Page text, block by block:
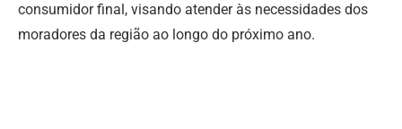
consumidor final, visando atender às necessidades dos
moradores da região ao longo do próximo ano.